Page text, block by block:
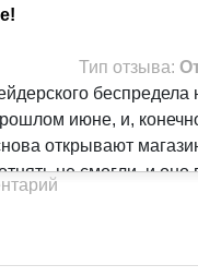
Тип отзыва:
беспредела
июне, и,
открывают
не смогли, и оно
дальше,